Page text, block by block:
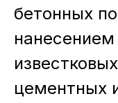
бетонных
цементных